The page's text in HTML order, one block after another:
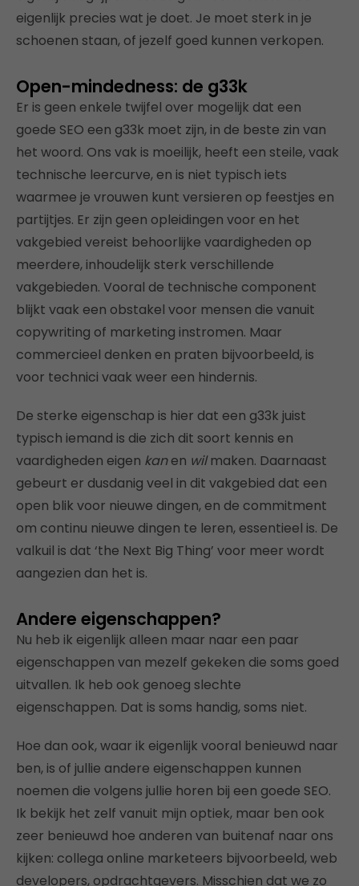
eigenlijk precies wat je doet. Je moet sterk in je
schoenen staan, of jezelf goed kunnen verkopen.
Open-mindedness: de g33k
Er is geen enkele twijfel over mogelijk dat een
goede SEO een g33k moet zijn, in de beste zin van
het woord. Ons vak is moeilijk, heeft een steile, vaak
technische leercurve, en is niet typisch iets
waarmee je vrouwen kunt versieren op feestjes en
partijtjes. Er zijn geen opleidingen voor en het
vakgebied vereist behoorlijke vaardigheden op
meerdere, inhoudelijk sterk verschillende
vakgebieden. Vooral de technische component
blijkt vaak een obstakel voor mensen die vanuit
copywriting of marketing instromen. Maar
commercieel denken en praten bijvoorbeeld, is
voor technici vaak weer een hindernis.
De sterke eigenschap is hier dat een g33k juist
typisch iemand is die zich dit soort kennis en
vaardigheden eigen kanen wilmaken. Daarnaast
gebeurt er dusdanig veel in dit vakgebied dat een
open blik voor nieuwe dingen, en de commitment
om continu nieuwe dingen te leren, essentieel is. De
valkuil is dat ‘the Next Big Thing’ voor meer wordt
aangezien dan het is.
Andere eigenschappen?
Nu heb ik eigenlijk alleen maar naar een paar
eigenschappen van mezelf gekeken die soms goed
uitvallen. Ik heb ook genoeg slechte
eigenschappen. Dat is soms handig, soms niet.
Hoe dan ook, waar ik eigenlijk vooral benieuwd naar
ben, is of jullie andere eigenschappen kunnen
noemen die volgens jullie horen bij een goede SEO.
Ik bekijk het zelf vanuit mijn optiek, maar ben ook
zeer benieuwd hoe anderen van buitenaf naar ons
kijken: collega online marketeers bijvoorbeeld, web
developers, opdrachtgevers. Misschien dat we zo